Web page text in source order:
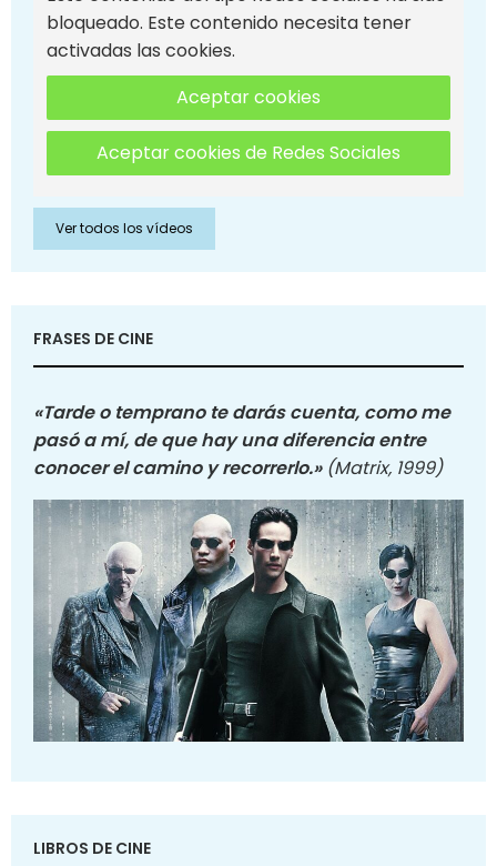
bloqueado. Este contenido necesita tener
activadas las cookies.
Aceptar cookies
Aceptar cookies de Redes Sociales
Ver todos los vídeos
FRASES DE CINE
«Tarde o temprano te darás cuenta, como me
pasó a mí, de que hay una diferencia entre
conocer el camino y recorrerlo.» (Matrix, 1999)
LIBROS DE CINE